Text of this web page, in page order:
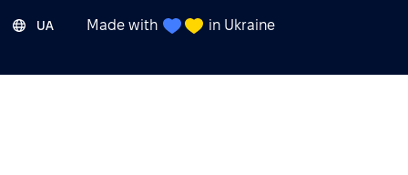
UA Made with in Ukraine